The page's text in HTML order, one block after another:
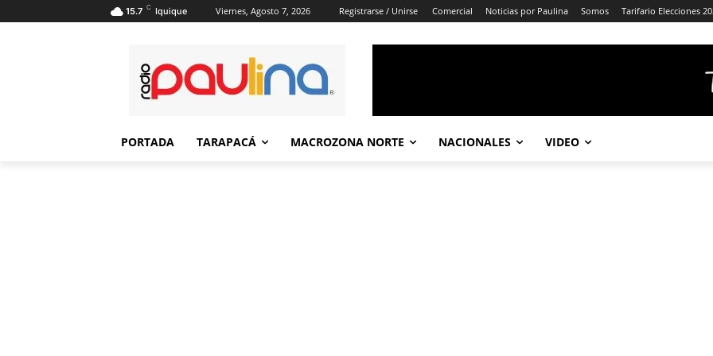
15.7 C Iquique Viernes, Agosto 7, 2026 Registrarse / Unirse Comercial Noticias por Paulina Somos Tarifario Elecciones
PORTADA TARAPACÁ MACROZONA NORTE NACIONALES VIDEO